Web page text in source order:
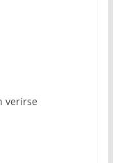
verirse